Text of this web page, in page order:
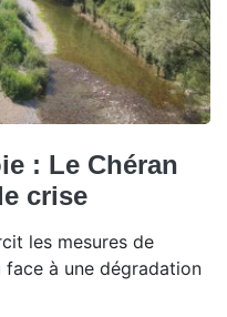
: Le Chéran
crise
les mesures de
face à une dégradation